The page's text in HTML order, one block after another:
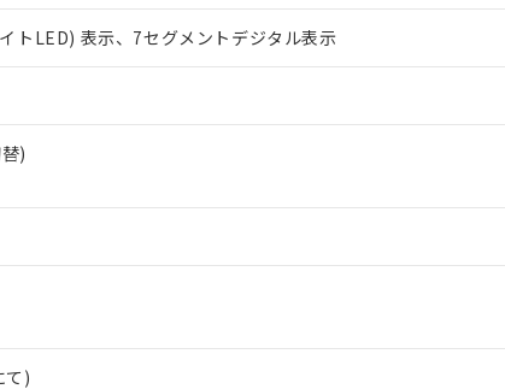
トLED) 表示、7セグメントデジタル表示
)
て)